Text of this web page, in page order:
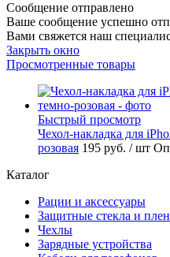
Сообщение отправлено
Ваше сообщение успешно
Вами свяжется наш
Закрыть окно
Просмотренные товары
Быстрый просмотр
Чехол-накладка для
розовая 195 руб. / шт
Каталог
Рации и аксессуары
Защитные стекла и
Чехлы
Зарядные устройства